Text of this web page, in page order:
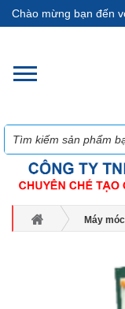
Chào mừng bạn đến
Máy móc